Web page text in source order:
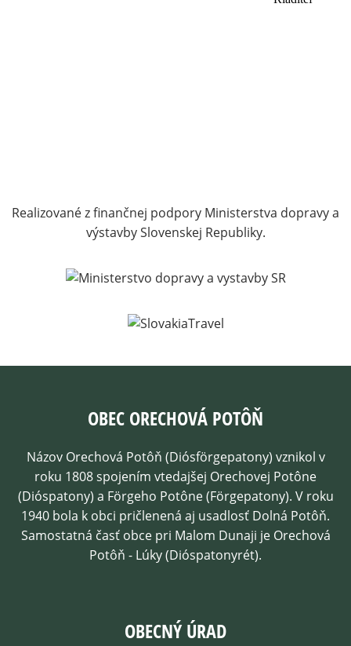
Realizované z finančnej podpory Ministerstva dopravy a
výstavby Slovenskej Republiky.
OBEC ORECHOVÁ POTÔŇ
Názov Orechová Potôň (Diósförgepatony) vznikol v
roku 1808 spojením vtedajšej Orechovej Potône
(Dióspatony) a Förgeho Potône (Förgepatony). V roku
1940 bola k obci pričlenená aj usadlosť Dolná Potôň.
Samostatná časť obce pri Malom Dunaji je Orechová
Potôň - Lúky (Dióspatonyrét).
OBECNÝ ÚRAD